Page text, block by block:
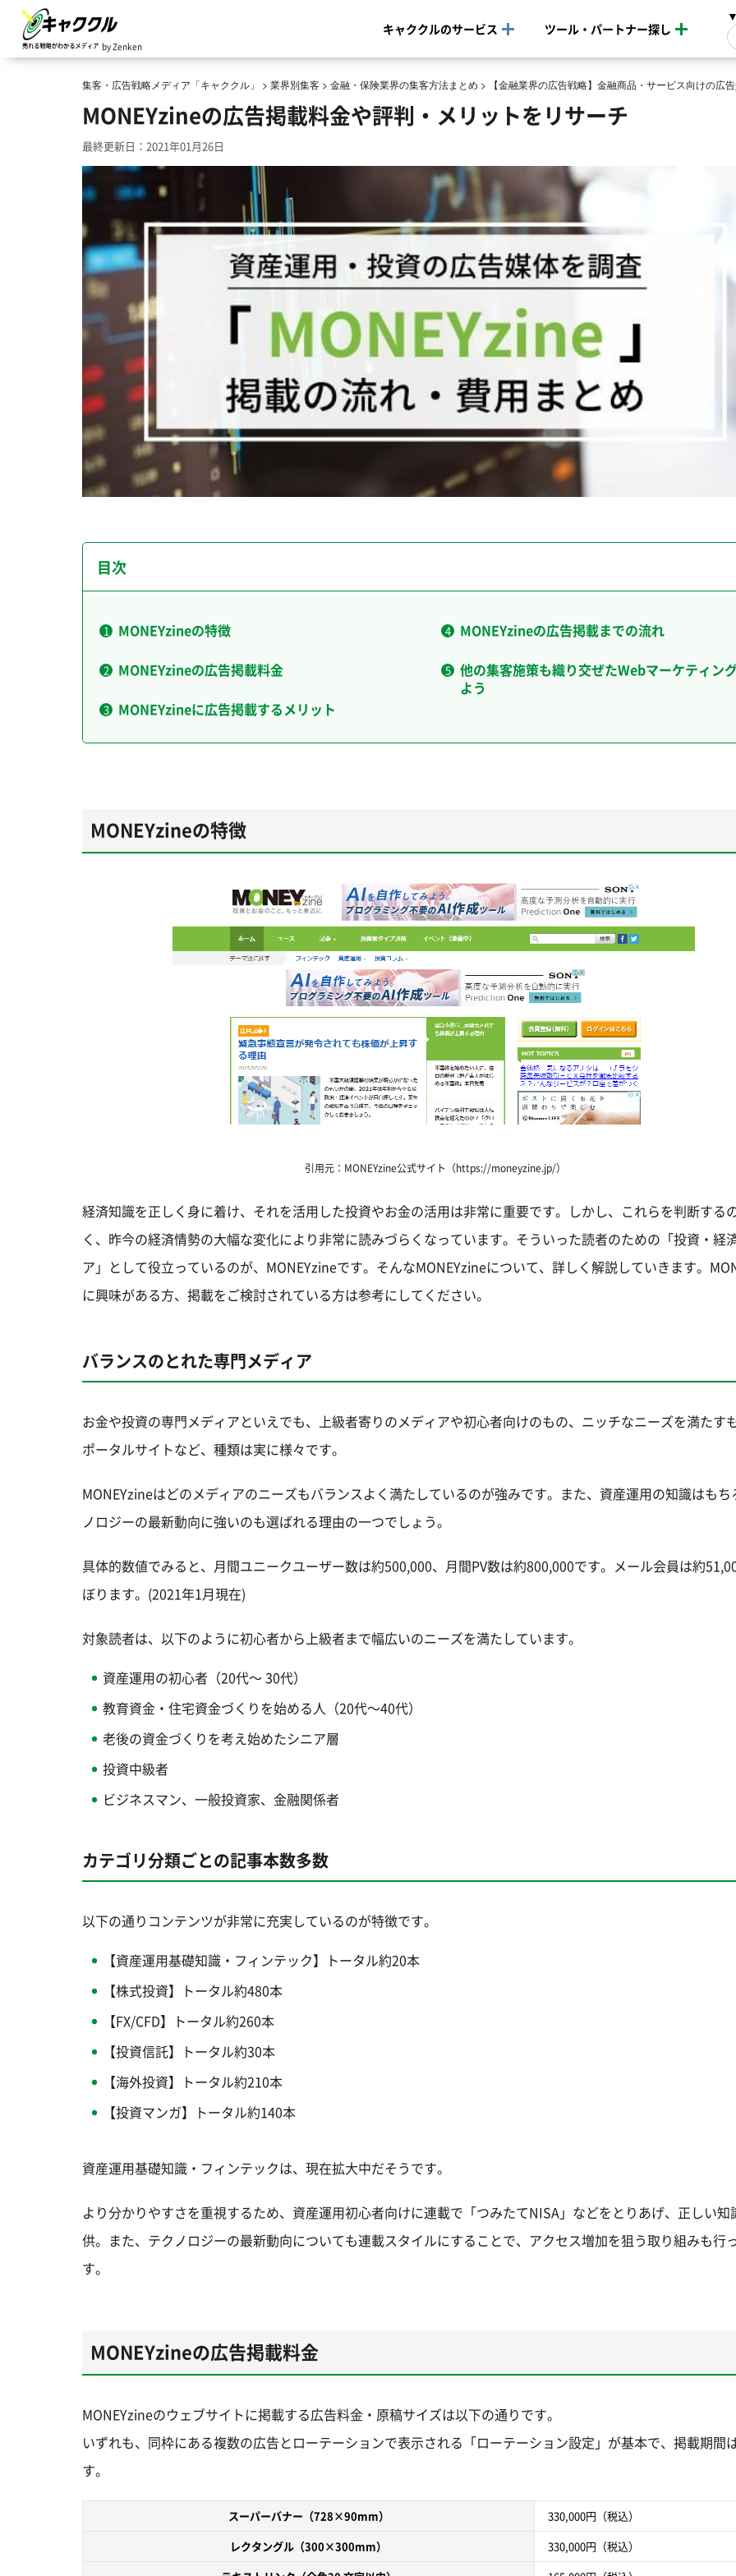
by Zenken
キャククルのサービス ツール・パートナー探し
集客・広告戦略メディア「キャククル」 > 業界別集客 > 金融・保険業界の集客方法まとめ > 【金融業界の広告戦略】金融商品・サービス向けの広
MONEYzineの広告掲載料金や評判・メリットをリサーチ
最終更新日：2021年01月26日
目次
MONEYzineの特徴
MONEYzineの広告掲載料金
MONEYzineに広告掲載するメリット
MONEYzineの広告掲載までの流れ
他の集客施策も織り交ぜたWebマーケティン
よう
MONEYzineの特徴
引用元：MONEYzine公式サイト（https://moneyzine.jp/）
経済知識を正しく身に着け、それを活用した投資やお金の活用は非常に重要です。しかし、これらを判断する
く、昨今の経済情勢の大幅な変化により非常に読みづらくなっています。そういった読者のための「投資・経
ア」として役立っているのが、MONEYzineです。そんなMONEYzineについて、詳しく解説していきます。
に興味がある方、掲載をご検討されている方は参考にしてください。
バランスのとれた専門メディア
お金や投資の専門メディアといえでも、上級者寄りのメディアや初心者向けのもの、ニッチなニーズを満たすも
ポータルサイトなど、種類は実に様々です。
MONEYzineはどのメディアのニーズもバランスよく満たしているのが強みです。また、資産運用の知識はもち
ノロジーの最新動向に強いのも選ばれる理由の一つでしょう。
具体的数値でみると、月間ユニークユーザー数は約500,000、月間PV数は約800,000です。メール会員は約
ぼります。(2021年1月現在)
対象読者は、以下のように初心者から上級者まで幅広いのニーズを満たしています。
資産運用の初心者（20代～ 30代）
教育資金・住宅資金づくりを始める人（20代～40代）
老後の資金づくりを考え始めたシニア層
投資中級者
ビジネスマン、一般投資家、金融関係者
カテゴリ分類ごとの記事本数多数
以下の通りコンテンツが非常に充実しているのが特徴です。
【資産運用基礎知識・フィンテック】トータル約20本
【株式投資】トータル約480本
【FX/CFD】トータル約260本
【投資信託】トータル約30本
【海外投資】トータル約210本
【投資マンガ】トータル約140本
資産運用基礎知識・フィンテックは、現在拡大中だそうです。
より分かりやすさを重視するため、資産運用初心者向けに連載で「つみたてNISA」などをとりあげ、正しい知
供。また、テクノロジーの最新動向についても連載スタイルにすることで、アクセス増加を狙う取り組みも行
す。
MONEYzineの広告掲載料金
MONEYzineのウェブサイトに掲載する広告料金・原稿サイズは以下の通りです。
いずれも、同枠にある複数の広告とローテーションで表示される「ローテーション設定」が基本で、掲載期間
す。
スーパーバナー （728×90mm） 330,000円 （税込）
レクタングル （300×300mm） 330,000円 （税込）